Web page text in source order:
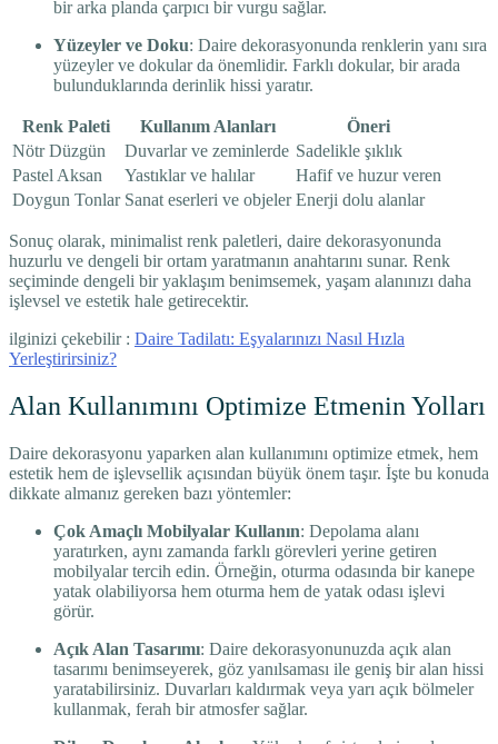
bir arka planda çarpıcı bir vurgu sağlar.
Yüzeyler ve Doku: Daire dekorasyonunda renklerin yanı sıra
yüzeyler ve dokular da önemlidir. Farklı dokular, bir arada
bulunduklarında derinlik hissi yaratır.
Renk Paleti Kullanım Alanları
Öneri
Nötr Düzgün
Duvarlar ve zeminlerde Sadelikle şıklık
Pastel Aksan
Yastıklar ve halılar
Hafif ve huzur veren
Doygun Tonlar Sanat eserleri ve objeler Enerji dolu alanlar
Sonuç olarak, minimalist renk paletleri, daire dekorasyonunda
huzurlu ve dengeli bir ortam yaratmanın anahtarını sunar. Renk
seçiminde dengeli bir yaklaşım benimsemek, yaşam alanınızı daha
işlevsel ve estetik hale getirecektir.
ilginizi çekebilir : Daire Tadilatı: Eşyalarınızı Nasıl Hızla
Yerleştirirsiniz?
Alan Kullanımını Optimize Etmenin Yolları
Daire dekorasyonu yaparken alan kullanımını optimize etmek, hem
estetik hem de işlevsellik açısından büyük önem taşır. İşte bu konuda
dikkate almanız gereken bazı yöntemler:
Çok Amaçlı Mobilyalar Kullanın: Depolama alanı
yaratırken, aynı zamanda farklı görevleri yerine getiren
mobilyalar tercih edin. Örneğin, oturma odasında bir kanepe
yatak olabiliyorsa hem oturma hem de yatak odası işlevi
görür.
Açık Alan Tasarımı: Daire dekorasyonunuzda açık alan
tasarımı benimseyerek, göz yanılsaması ile geniş bir alan hissi
yaratabilirsiniz. Duvarları kaldırmak veya yarı açık bölmeler
kullanmak, ferah bir atmosfer sağlar.